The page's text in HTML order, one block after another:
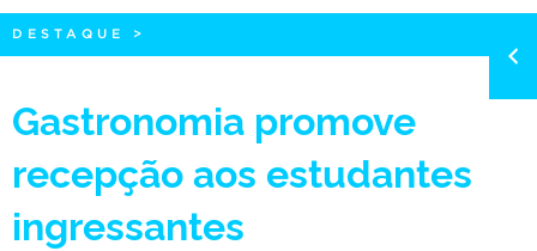
DESTAQUE >
Gastronomia promove
recepção aos estudantes
ingressantes